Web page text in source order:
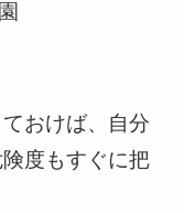
おけば、自分
度もすぐに把